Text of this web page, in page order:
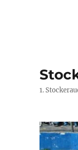
1.